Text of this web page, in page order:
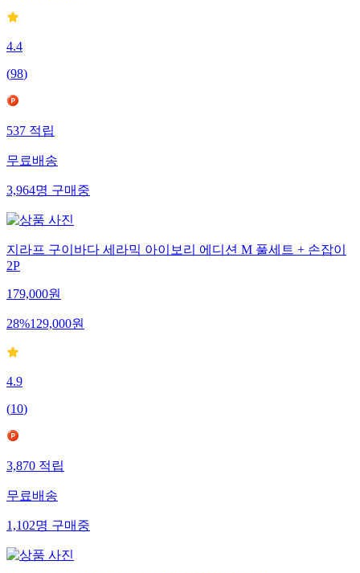
4.4
(98)
537 적립
무료배송
3,964명 구매중
지라프 구이바다 세라믹 아이보리 에디션 M 풀세트 + 손잡이
2P
179,000원
28%129,000원
4.9
(10)
3,870 적립
무료배송
1,102명 구매중